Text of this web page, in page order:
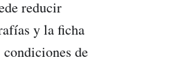
reducir
y la ficha
de